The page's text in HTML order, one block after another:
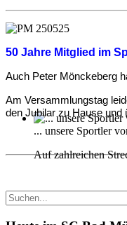
... unsere Sportler
Auf zahlreichen
50 Jahre Mitglied im
Auch Peter Mönckeberg
Am Versammlungstag
den Jubilar zu Hause und